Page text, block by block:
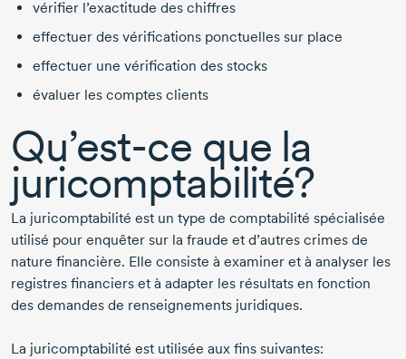
vérifier l’exactitude des chiffres
effectuer des vérifications ponctuelles sur place
effectuer une vérification des stocks
évaluer les comptes clients
Qu’est-ce que la
juricomptabilité?
La juricomptabilité est un type de comptabilité spécialisée
utilisé pour enquêter sur la fraude et d’autres crimes de
nature financière. Elle consiste à examiner et à analyser les
registres financiers et à adapter les résultats en fonction
des demandes de renseignements juridiques.
La juricomptabilité est utilisée aux fins suivantes: